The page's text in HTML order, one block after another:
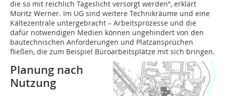
die so mit reichlich Tageslicht versorgt werden“, erklärt
Moritz Werner. Im UG sind weitere Technikräume und eine
Kältezentrale untergebracht – Arbeitsprozesse und die
dafür notwendigen Medien können ungehindert von den
bautechnischen Anforderungen und Platzansprüchen
fließen, die zum Beispiel Büroarbeitsplätze mit sich bringen.
Planung nach
Nutzung